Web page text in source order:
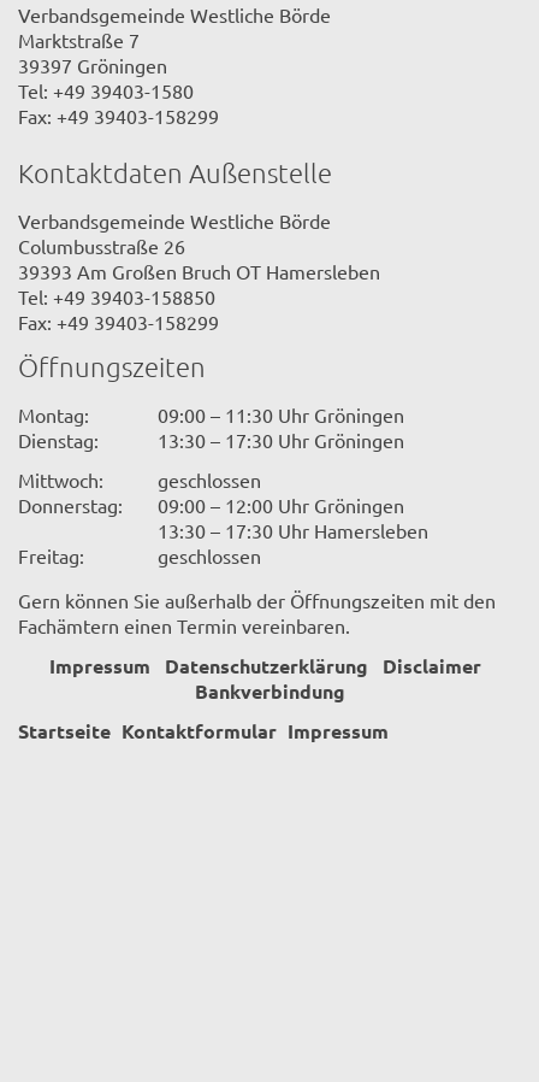
Verbandsgemeinde Westliche Börde
Marktstraße 7
39397 Gröningen
Tel: +49 39403-1580
Fax: +49 39403-158299
Kontaktdaten Außenstelle
Verbandsgemeinde Westliche Börde
Columbusstraße 26
39393 Am Großen Bruch OT Hamersleben
Tel: +49 39403-158850
Fax: +49 39403-158299
Öffnungszeiten
Montag:
09:00 – 11:30 Uhr Gröningen
Dienstag:
13:30 – 17:30 Uhr Gröningen
Mittwoch:
geschlossen
Donnerstag:
09:00 – 12:00 Uhr Gröningen
13:30 – 17:30 Uhr Hamersleben
Freitag:
geschlossen
Gern können Sie außerhalb der Öffnungszeiten mit den
Fachämtern einen Termin vereinbaren.
Impressum Datenschutzerklärung
Disclaimer
Bankverbindung
Startseite Kontaktformular Impressum